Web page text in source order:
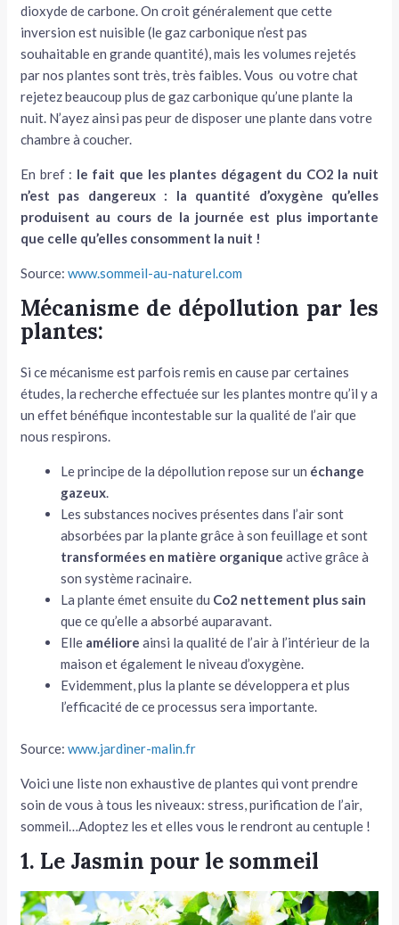
dioxyde de carbone. On croit généralement que cette
inversion est nuisible (le gaz carbonique n’est pas
souhaitable en grande quantité), mais les volumes rejetés
par nos plantes sont très, très faibles. Vous ou votre chat
rejetez beaucoup plus de gaz carbonique qu’une plante la
nuit. N’ayez ainsi pas peur de disposer une plante dans votre
chambre à coucher.
En bref : le fait que les plantes dégagent du CO2 la nuit
n’est pas dangereux : la quantité d’oxygène qu’elles
produisent au cours de la journée est plus importante
que celle qu’elles consomment la nuit !
Source:www.sommeil-au-naturel.com
Mécanisme de dépollution par les
plantes:
Si ce mécanisme est parfois remis en cause par certaines
études, la recherche effectuée sur les plantes montre qu’il y a
un effet bénéfique incontestable sur la qualité de l’air que
nous respirons.
Le principe de la dépollution repose sur un échange
gazeux.
Les substances nocives présentes dans l’air sont
absorbées par la plante grâce à son feuillage et sont
transformées en matière organique active grâce à
son système racinaire.
La plante émet ensuite du Co2 nettement plus sain
que ce qu’elle a absorbé auparavant.
Elle amélioreainsi la qualité de l’air à l’intérieur de la
maison et également le niveau d’oxygène.
Evidemment, plus la plante se développera et plus
l’efficacité de ce processus sera importante.
Source:www.jardiner-malin.fr
Voici une liste non exhaustive de plantes qui vont prendre
soin de vous à tous les niveaux: stress, purification de l’air,
sommeil…Adoptez les et elles vous le rendront au centuple !
1. Le Jasmin pour le sommeil